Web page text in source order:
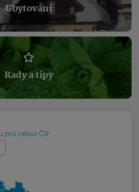
Ubytování
Rady a tipy
pro celou ČR